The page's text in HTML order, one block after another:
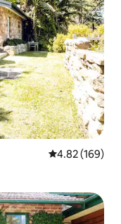
レビュー169
4.82 (169)